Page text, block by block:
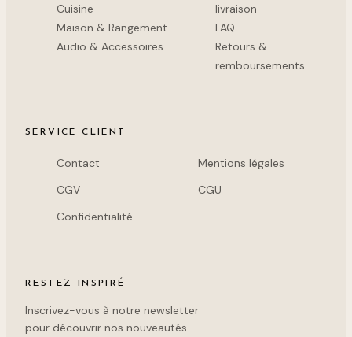
Cuisine
Maison & Rangement
Audio & Accessoires
livraison
FAQ
Retours &
remboursements
SERVICE CLIENT
Contact
Mentions légales
CGV
CGU
Confidentialité
RESTEZ INSPIRÉ
Inscrivez-vous à notre newsletter
pour découvrir nos nouveautés.